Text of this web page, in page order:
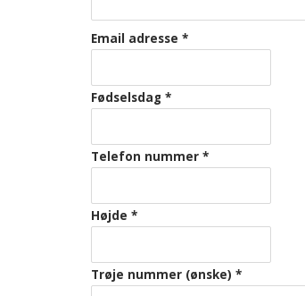
Email adresse *
Fødselsdag *
Telefon nummer *
Højde *
Trøje nummer (ønske) *